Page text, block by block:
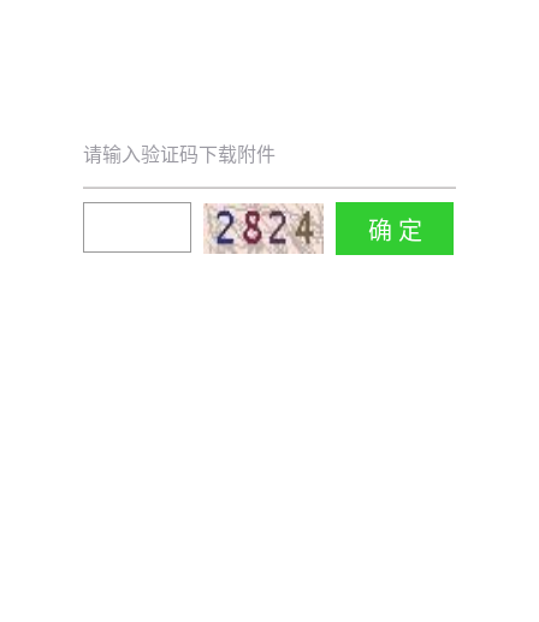
请输入验证码下载附件